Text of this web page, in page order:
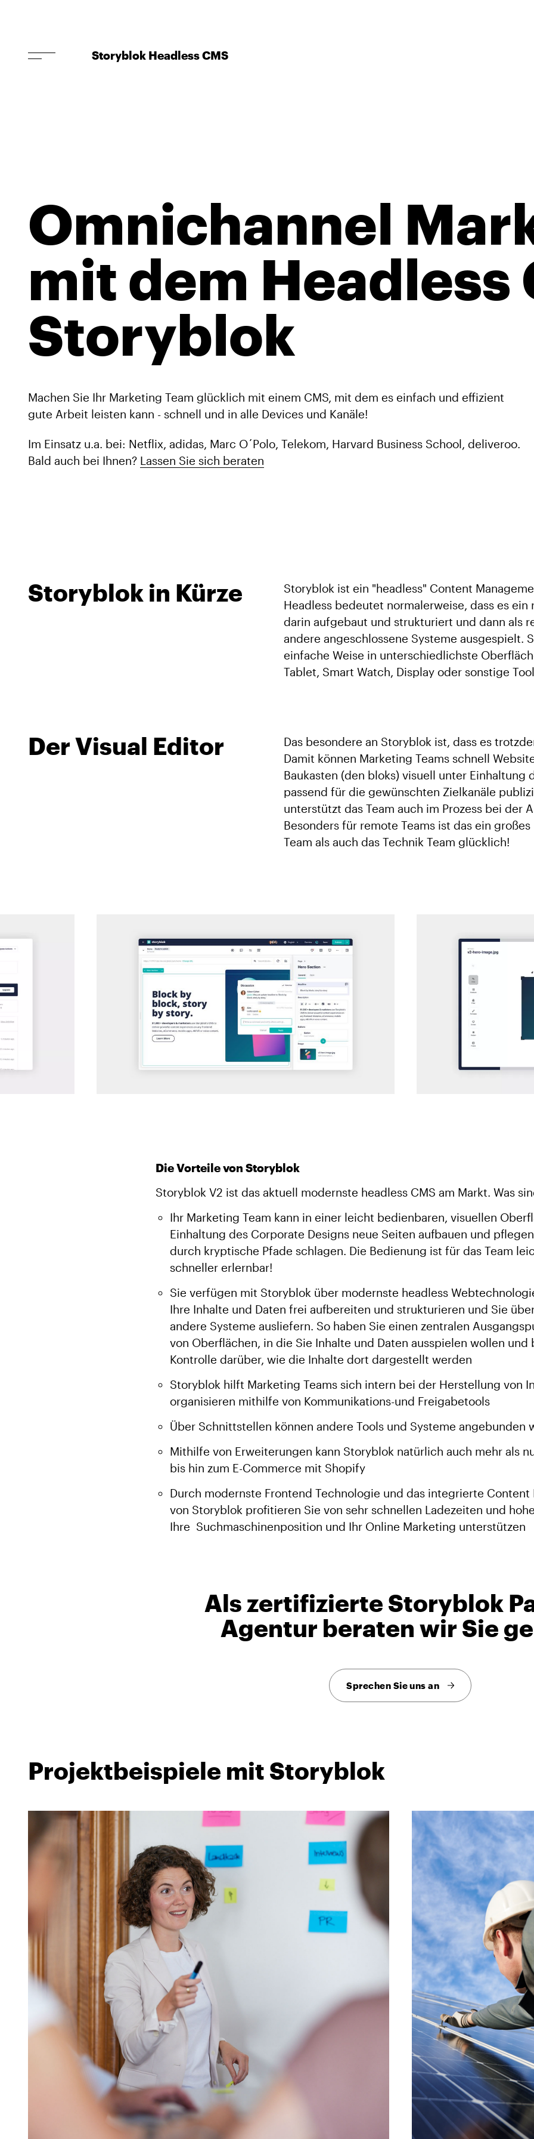
Storyblok Headless CMS
Omnichannel
mit dem Headless
Storyblok
Machen Sie Ihr Marketing Team glücklich mit einem CMS, mit dem es einfach und effizient
gute Arbeit leisten kann - schnell und in alle Devices und Kanäle!
Im Einsatz u.a. bei: Netflix, adidas, Marc O´Polo, Telekom, Harvard Business School, deliveroo.
Bald auch bei Ihnen? Lassen Sie sich beraten
Storyblok in Kürze
Storyblok ist ein "headless" Content
Headless bedeutet normalerweise, dass es
darin aufgebaut und strukturiert und dann als
andere angeschlossene Systeme ausgespielt.
einfache Weise in unterschiedlichste
Tablet, Smart Watch, Display oder sonstige
Der Visual Editor
Das besondere an Storyblok ist, dass es
Damit können Marketing Teams schnell
Baukasten (den bloks) visuell unter Einhaltung
passend für die gewünschten Zielkanäle
unterstützt das Team auch im Prozess bei der
Besonders für remote Teams ist das ein
Team als auch das Technik Team glücklich!
Die Vorteile von Storyblok
Storyblok V2 ist das aktuell modernste headless CMS am Markt. Was
Ihr Marketing Team kann in einer leicht bedienbaren, visuellen
Einhaltung des Corporate Designs neue Seiten aufbauen und
durch kryptische Pfade schlagen. Die Bedienung ist für das Team
schneller erlernbar!
Sie verfügen mit Storyblok über modernste headless
Ihre Inhalte und Daten frei aufbereiten und strukturieren und Sie
andere Systeme ausliefern. So haben Sie einen zentralen
von Oberflächen, in die Sie Inhalte und Daten ausspielen wollen
Kontrolle darüber, wie die Inhalte dort dargestellt werden
Storyblok hilft Marketing Teams sich intern bei der Herstellung von
organisieren mithilfe von Kommunikations-und Freigabetools
Über Schnittstellen können andere Tools und Systeme angebunden
Mithilfe von Erweiterungen kann Storyblok natürlich auch mehr als
bis hin zum E-Commerce mit Shopify
Durch modernste Frontend Technologie und das integrierte
von Storyblok profitieren Sie von sehr schnellen Ladezeiten und
Ihre Suchmaschinenposition und Ihr Online Marketing unterstützen
Als zertifizierte Storyblok
Agentur beraten wir Sie
Sprechen Sie uns an
Projektbeispiele mit Storyblok